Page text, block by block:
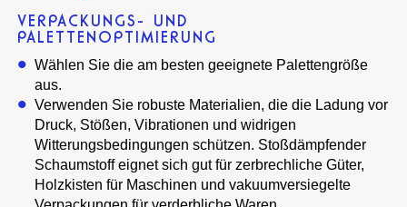
VERPACKUNGS- UND
PALETTENOPTIMIERUNG
Wählen Sie die am besten geeignete Palettengröße
aus.
Verwenden Sie robuste Materialien, die die Ladung vor
Druck, Stößen, Vibrationen und widrigen
Witterungsbedingungen schützen. Stoßdämpfender
Schaumstoff eignet sich gut für zerbrechliche Güter,
Holzkisten für Maschinen und vakuumversiegelte